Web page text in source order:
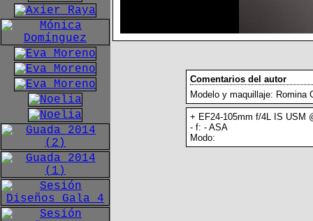
Comentarios del autor
Modelo y maquillaje: Romina
+ EF24-105mm f/4L IS USM
- f: - ASA
Modo: